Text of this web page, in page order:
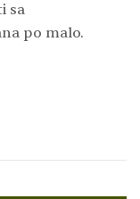
Sadiković)
sa
po malo.